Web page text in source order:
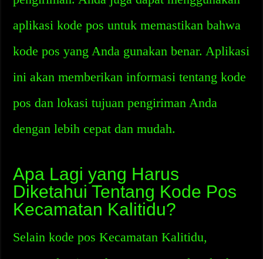
aplikasi kode pos untuk memastikan bahwa
kode pos yang Anda gunakan benar. Aplikasi
ini akan memberikan informasi tentang kode
pos dan lokasi tujuan pengiriman Anda
dengan lebih cepat dan mudah.
Apa Lagi yang Harus
Diketahui Tentang Kode Pos
Kecamatan Kalitidu?
Selain kode pos Kecamatan Kalitidu,